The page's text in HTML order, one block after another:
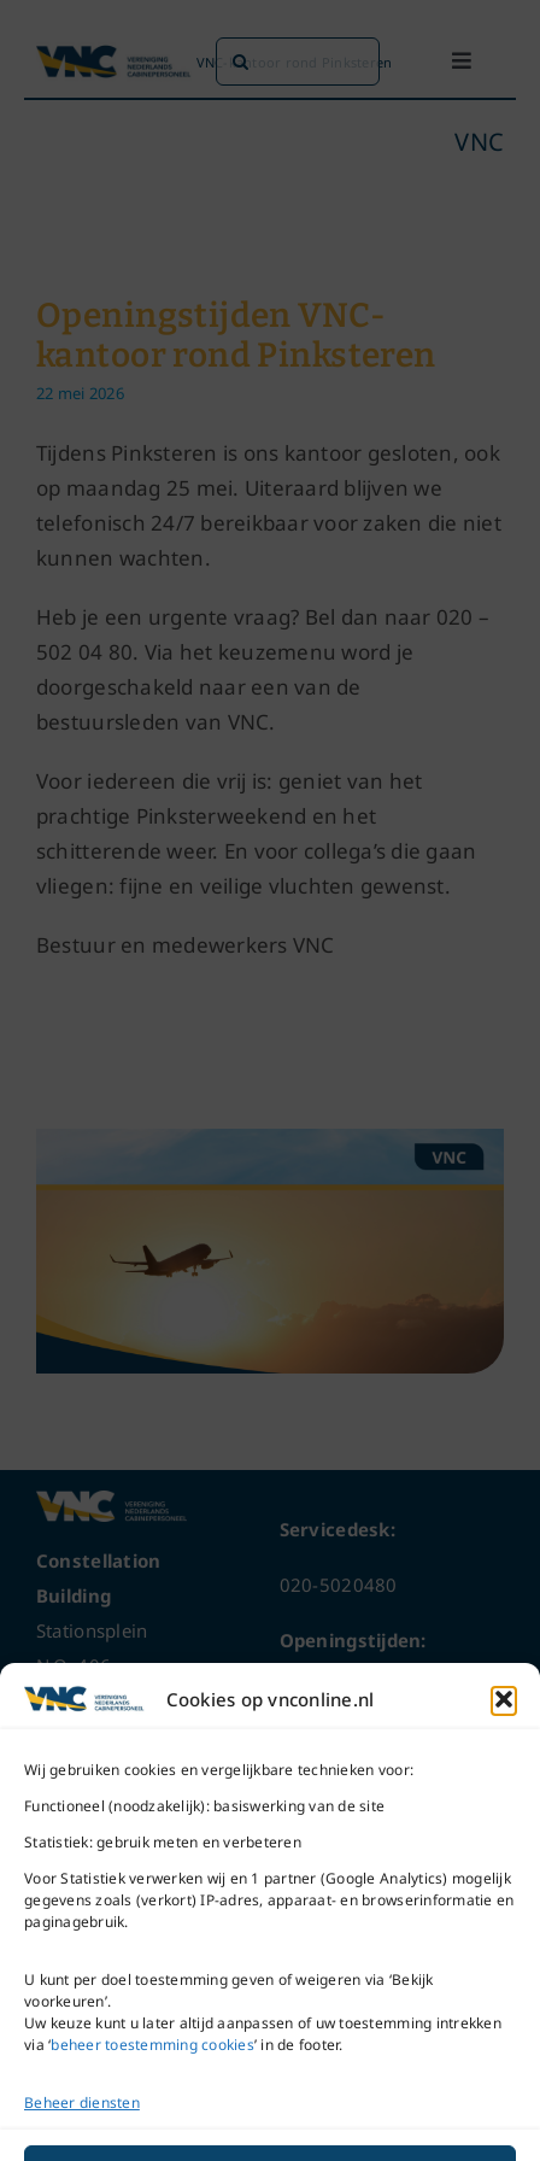
Cookies op vnconline.nl
Wij gebruiken cookies en vergelijkbare technieken voor:
Functioneel (noodzakelijk): basiswerking van de site
Statistiek: gebruik meten en verbeteren
Voor Statistiek verwerken wij en 1 partner (Google Analytics) mogelijk
gegevens zoals (verkort) IP-adres, apparaat- en browserinformatie en
paginagebruik.
U kunt per doel toestemming geven of weigeren via ‘Bekijk
voorkeuren’.
Uw keuze kunt u later altijd aanpassen of uw toestemming intrekken
via ‘beheer toestemming cookies’ in de footer.
Beheer diensten
naar
inhoud
Toggle
Maatschappijen
Word lid!
Zoeken
naar:
Home» Openingstijden VNC-kantoor rond Pinksteren
VNC
Openingstijden VNC-
kantoor rond Pinksteren
22 mei 2026
Tijdens Pinksteren is ons kantoor gesloten, ook
op maandag 25 mei. Uiteraard blijven we
telefonisch 24/7 bereikbaar voor zaken die niet
kunnen wachten.
Heb je een urgente vraag? Bel dan naar 020 –
502 04 80. Via het keuzemenu word je
doorgeschakeld naar een van de
bestuursleden van VNC.
Voor iedereen die vrij is: geniet van het
prachtige Pinksterweekend en het
schitterende weer. En voor collega’s die gaan
vliegen: fijne en veilige vluchten gewenst.
Bestuur en medewerkers VNC
Constellation
Building
Stationsplein
N.O. 406
1117 CL
Bel ons
Mail ons
Servicedesk:
020-5020480
Openingstijden:
ma t/m do
Na openingstijden
bereikbaar via
5020480
VNC Statuten
version
Copyright ©